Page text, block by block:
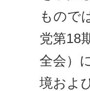
もので
党第18
全会）
境およ